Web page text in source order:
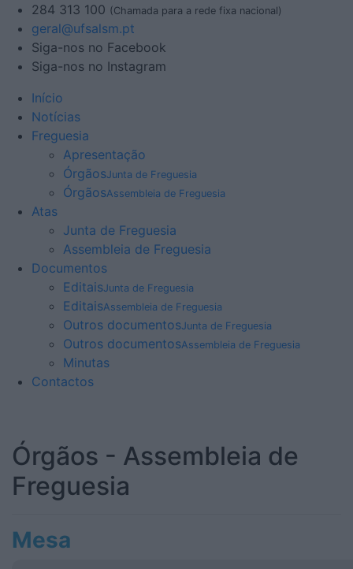
284 313 100 (Chamada para a rede fixa nacional)
geral@ufsalsm.pt
Siga-nos no Facebook
Siga-nos no Instagram
Início
Notícias
Freguesia
Apresentação
ÓrgãosJunta de Freguesia
ÓrgãosAssembleia de Freguesia
Atas
Junta de Freguesia
Assembleia de Freguesia
Documentos
EditaisJunta de Freguesia
EditaisAssembleia de Freguesia
Outros documentosJunta de Freguesia
Outros documentosAssembleia de Freguesia
Minutas
Contactos
Órgãos - Assembleia de
Freguesia
Mesa